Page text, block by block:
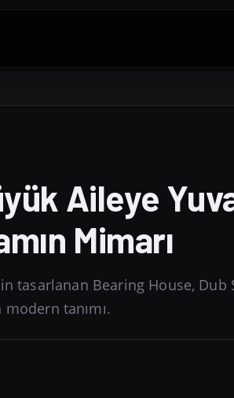
Aileye
Mimarı
Bearing House, Dub
tanımı.